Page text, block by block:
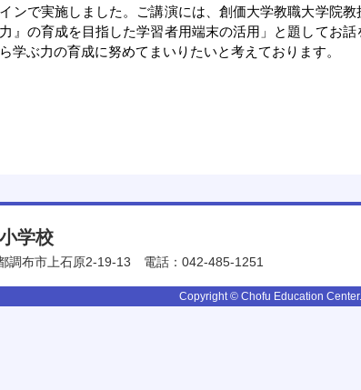
ンで実施しました。ご講演には、創価大学教職大学
力』の育成を目指した学習者用端末の活用」と題してお
学ぶ力の育成に努めてまいりたいと考えております。
学校
調布市上石原2-19-13 電話：042-485-1251
Copyright © Chofu Education